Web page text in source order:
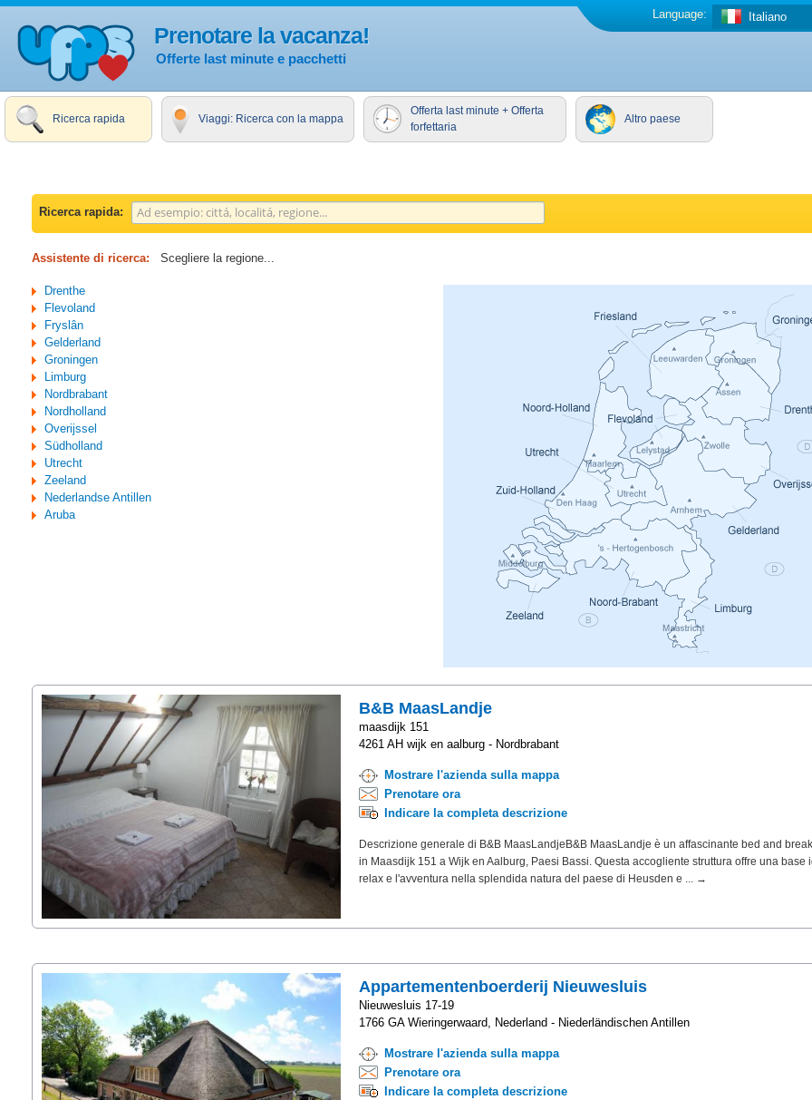
Prenotare la vacanza!
Offerte last minute e pacchetti
Italiano
Language:
Ricerca rapida Viaggi: Ricerca con la mappa
Offerta last minute + Offerta
forfettaria
Altro paese
Ricerca rapida:
Assistente di ricerca: Scegliere la regione...
Drenthe
Flevoland
Fryslân
Gelderland
Groningen
Limburg
Nordbrabant
Nordholland
Overijssel
Südholland
Utrecht
Zeeland
Nederlandse Antillen
Aruba
B&B MaasLandje
maasdijk 151
4261 AH wijk en aalburg - Nordbrabant
Mostrare l'azienda sulla mappa
Prenotare ora
Indicare la completa descrizione
Descrizione generale di B&B MaasLandjeB&B MaasLandje è un affascinante bed and
in Maasdijk 151 a Wijk en Aalburg, Paesi Bassi. Questa accogliente struttura offre una base
relax e l'avventura nella splendida natura del paese di Heusden e ... →
Appartementenboerderij Nieuwesluis
Nieuwesluis 17-19
1766 GA Wieringerwaard, Nederland - Niederländischen Antillen
Mostrare l'azienda sulla mappa
Prenotare ora
Indicare la completa descrizione